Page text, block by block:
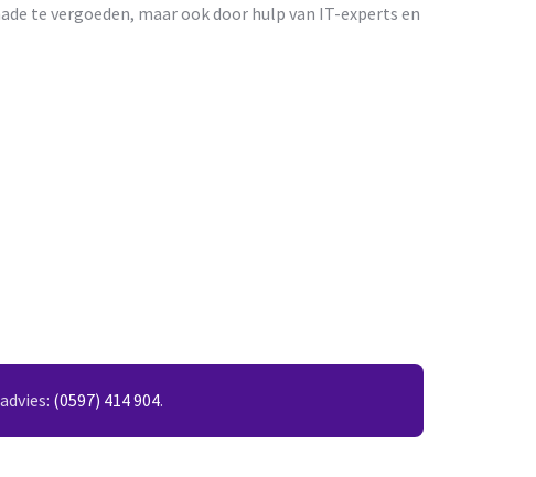
te vergoeden, maar ook door hulp van IT-experts en
(0597) 414 904.